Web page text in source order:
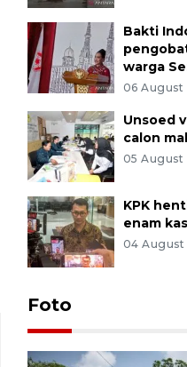
Bakti
warga
06 August
Unsoed
calon
05 August
KPK
enam
04 August
Foto